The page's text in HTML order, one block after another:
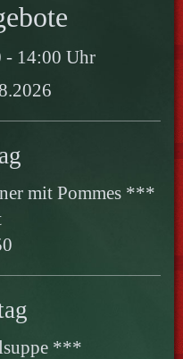
- 14:00 Uhr
mit Pommes ***
***